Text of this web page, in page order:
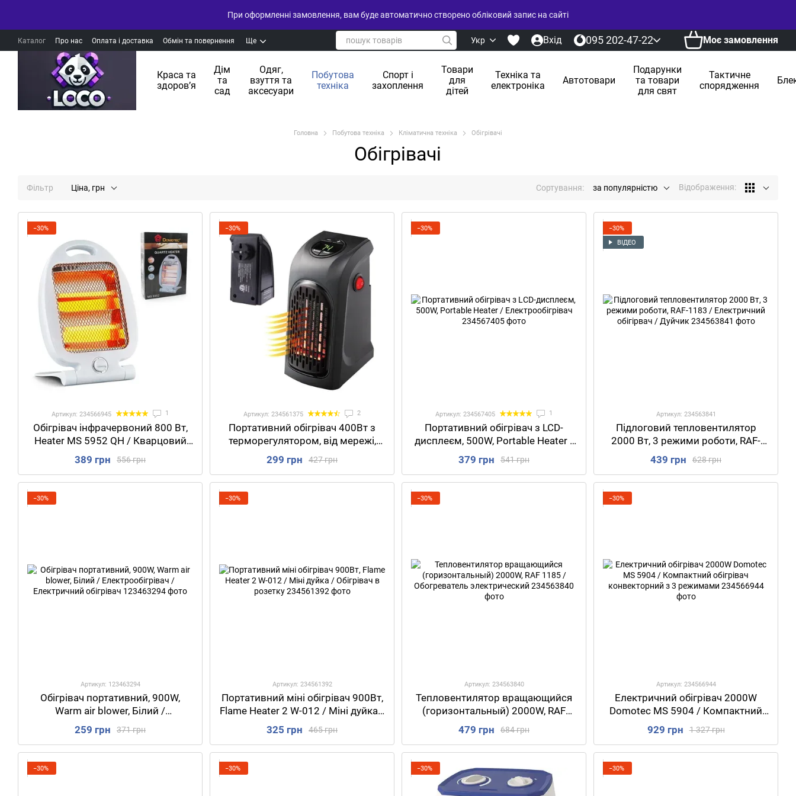
При оформленні замовлення, вам буде автоматично створено обліковий запис на сайті
Каталог Про нас Оплата і доставка Обмін та повернення Ще Укр Вхід 095 202-47-22 Моє замовлення
Краса та
здоровʼя
Дім
та
сад
Одяг,
взуття та
аксесуари
Побутова
техніка
Спорт і
захоплення
Товари
для
дітей
Техніка та
електроніка
Автотовари
Подарунки
та товари
для свят
Тактичне
спорядження
Головна Побутова техніка Кліматична техніка Обігрівачі
Обігрівачі
Фільтр Ціна, грн Сортування: за популярністю Відображення:
−30%
Артикул: 234566945 1
Обігрівач інфрачервоний 800 Вт,
Heater MS 5952 QH / Кварцовий
електрообігрівач
556 грн
389 грн
−30%
Артикул: 234561375 2
Портативний обігрівач 400Вт з
терморегулятором, від мережі,
HANDY HEATER / Керамічний міні
тепловентилятор в розетку з
таймером
427 грн
299 грн
−30%
Артикул: 234567405 1
Портативний обігрівач з LCD-
дисплеєм, 500W, Portable Heater /
Електрообігрівач
541 грн
379 грн
−30%
ВІДЕО
Артикул: 234563841
Підлоговий тепловентилятор
2000 Вт, 3 режими роботи, RAF-
1183 / Електричний обігірвач /
Дуйчик
628 грн
439 грн
−30%
Артикул: 123463294
Обігрівач портативний, 900W,
Warm air blower, Білий /
Електрообігрівач / Електричний
обігрівач
371 грн
259 грн
−30%
Артикул: 234561392
Портативний міні обігрівач 900Вт,
Flame Heater 2 W-012 / Міні дуйка /
Обігрівач в розетку
465 грн
325 грн
−30%
Артикул: 234563840
Тепловентилятор вращающийся
(горизонтальный) 2000W, RAF
1185 / Обогреватель
электрический
684 грн
479 грн
−30%
Артикул: 234566944
Електричний обігрівач 2000W
Domotec MS 5904 / Компактний
обігрівач конвекторний з 3
режимами
1 327 грн
929 грн
−30% −30% −30% −30%